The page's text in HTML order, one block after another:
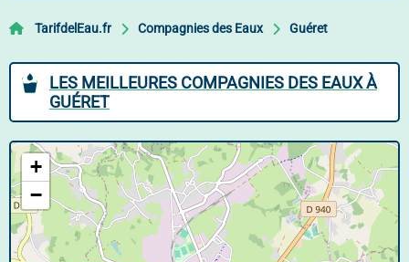
TarifdelEau.fr Compagnies des Eaux Guéret
LES MEILLEURES COMPAGNIES DES EAUX À
GUÉRET
+
−